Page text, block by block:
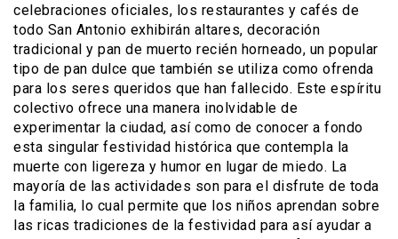
celebraciones oficiales, los restaurantes y cafés de
todo San Antonio exhibirán altares, decoración
tradicional y pan de muerto recién horneado, un popular
tipo de pan dulce que también se utiliza como ofrenda
para los seres queridos que han fallecido. Este espíritu
colectivo ofrece una manera inolvidable de
experimentar la ciudad, así como de conocer a fondo
esta singular festividad histórica que contempla la
muerte con ligereza y humor en lugar de miedo. La
mayoría de las actividades son para el disfrute de toda
la familia, lo cual permite que los niños aprendan sobre
las ricas tradiciones de la festividad para así ayudar a